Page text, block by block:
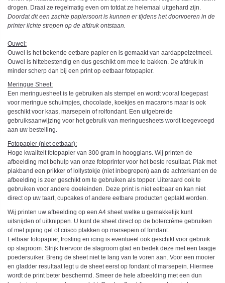
drogen. Draai ze regelmatig even om totdat ze helemaal uitgehard zijn.
Doordat dit een zachte papiersoort is kunnen er tijdens het doorvoeren in de
printer lichte strepen op de afdruk ontstaan.
Ouwel:
Ouwel is het bekende eetbare papier en is gemaakt van aardappelzetmeel.
Ouwel is hittebestendig en dus geschikt om mee te bakken. De afdruk in
minder scherp dan bij een print op eetbaar fotopapier.
Meringue Sheet:
Een meringuesheet is te gebruiken als stempel en wordt vooral toegepast
voor meringue schuimpjes, chocolade, koekjes en macarons maar is ook
geschikt voor kaas, marsepein of rolfondant. Een uitgebreide
gebruiksaanwijzing voor het gebruik van meringuesheets wordt toegevoegd
aan uw bestelling.
Fotopapier (niet eetbaar):
Hoge kwaliteit fotopapier van 300 gram in hoogglans. Wij printen de
afbeelding met behulp van onze fotoprinter voor het beste resultaat. Plak met
plakband een prikker of lollystokje (niet inbegrepen) aan de achterkant en de
afbeelding is zeer geschikt om te gebruiken als topper. Uiteraard ook te
gebruiken voor andere doeleinden. Deze print is niet eetbaar en kan niet
direct op uw taart, cupcakes of andere eetbare producten geplakt worden.
Wij printen uw afbeelding op een A4 sheet welke u gemakkelijk kunt
uitsnijden of uitknippen. U kunt de sheet direct op de botercréme gebruiken
of met piping gel of crisco plakken op marsepein of fondant.
Eetbaar fotopapier, frosting en icing is eventueel ook geschikt voor gebruik
op slagroom. Strijk hiervoor de slagroom glad en bedek deze met een laagje
poedersuiker. Breng de sheet niet te lang van te voren aan. Voor een mooier
en gladder resultaat legt u de sheet eerst op fondant of marsepein. Hiermee
wordt de print beter beschermd. Smeer de hele afbeelding met een dun